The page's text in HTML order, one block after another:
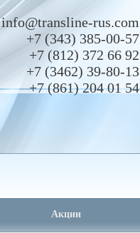
info@transline-rus.com
+7 (343) 385-00-57
+7 (812) 372 66 92
+7 (3462) 39-80-13
+7 (861) 204 01 54
Акции